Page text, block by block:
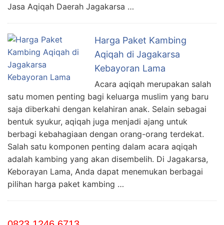
Jasa Aqiqah Daerah Jagakarsa …
Harga Paket Kambing
Aqiqah di Jagakarsa
Kebayoran Lama
Acara aqiqah merupakan salah
satu momen penting bagi keluarga muslim yang baru
saja diberkahi dengan kelahiran anak. Selain sebagai
bentuk syukur, aqiqah juga menjadi ajang untuk
berbagi kebahagiaan dengan orang-orang terdekat.
Salah satu komponen penting dalam acara aqiqah
adalah kambing yang akan disembelih. Di Jagakarsa,
Keborayan Lama, Anda dapat menemukan berbagai
pilihan harga paket kambing …